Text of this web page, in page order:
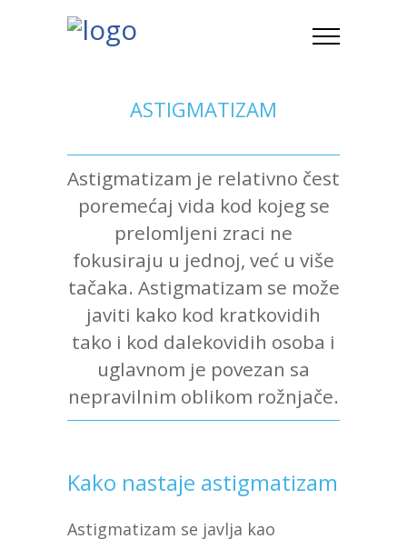
ASTIGMATIZAM
Astigmatizam je relativno čest
poremećaj vida kod kojeg se
prelomljeni zraci ne
fokusiraju u jednoj, već u više
tačaka. Astigmatizam se može
javiti kako kod kratkovidih
tako i kod dalekovidih osoba i
uglavnom je povezan sa
nepravilnim oblikom rožnjače.
Kako nastaje astigmatizam
Astigmatizam se javlja kao